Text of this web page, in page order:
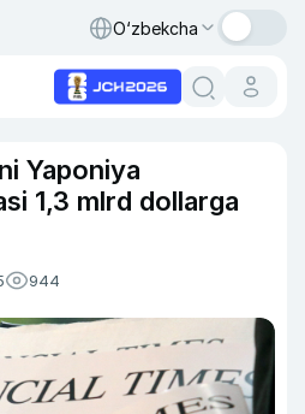
O‘zbekcha
Yaponiya
1,3 mlrd dollarga
944